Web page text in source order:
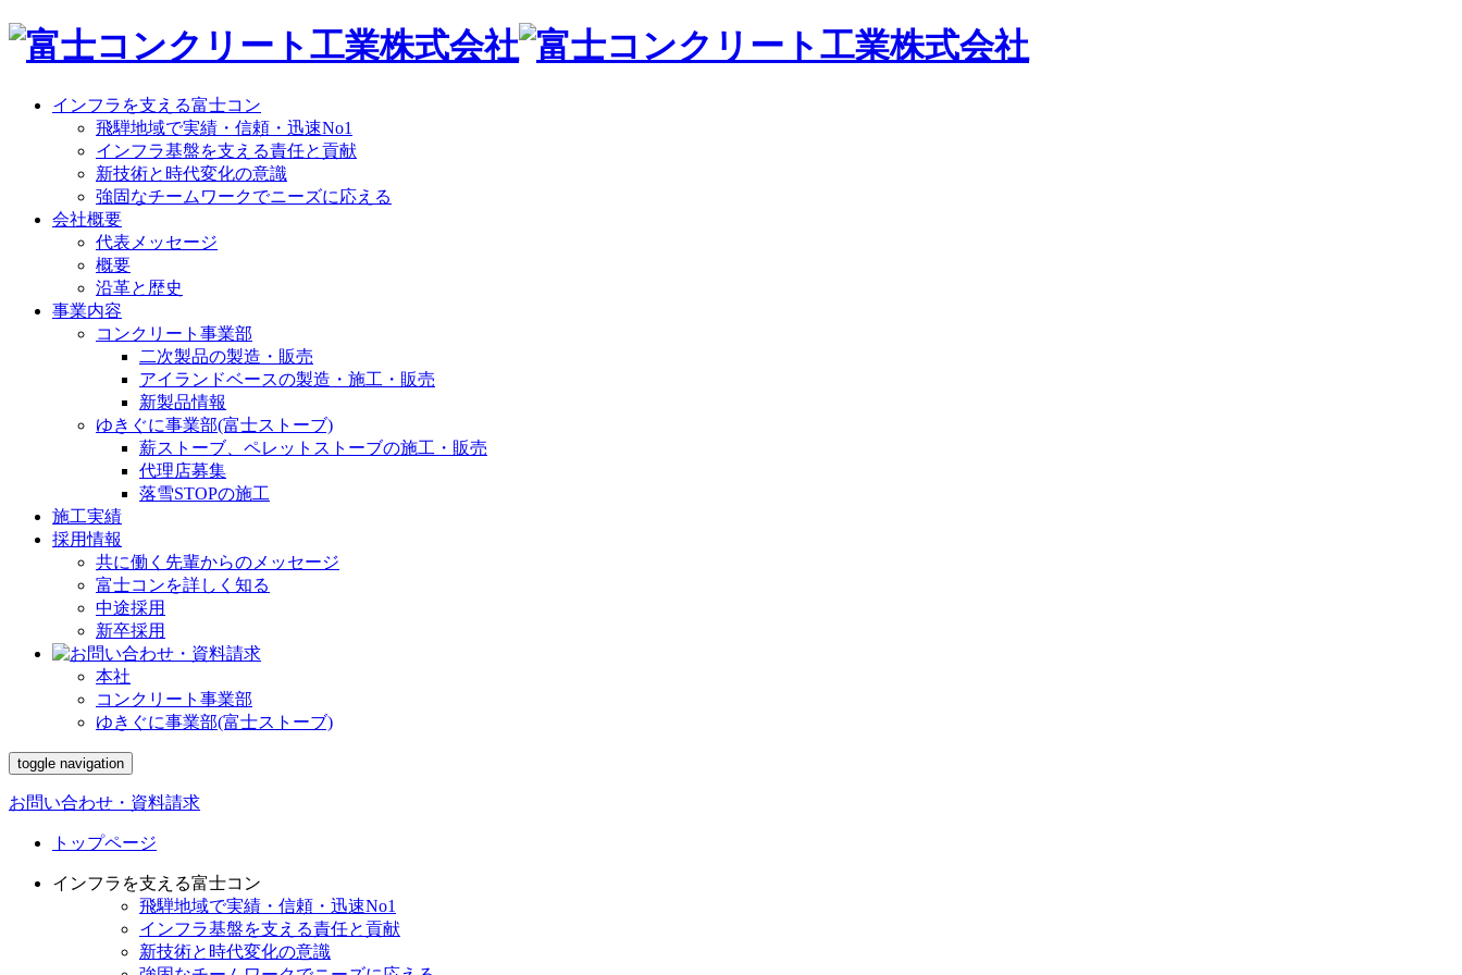
インフラを支える富士コン
飛騨地域で実績・信頼・迅速No1
インフラ基盤を支える責任と貢献
新技術と時代変化の意識
強固なチームワークでニーズに応える
会社概要
代表メッセージ
概要
沿革と歴史
事業内容
コンクリート事業部
二次製品の製造・販売
アイランドベースの製造・施工・販売
新製品情報
ゆきぐに事業部(富士ストーブ)
薪ストーブ、ペレットストーブの施工・販売
代理店募集
落雪STOPの施工
施工実績
採用情報
共に働く先輩からのメッセージ
富士コンを詳しく知る
中途採用
新卒採用
本社
コンクリート事業部
ゆきぐに事業部(富士ストーブ)
toggle navigation
お問い合わせ・資料請求
トップページ
インフラを支える富士コン
飛騨地域で実績・信頼・迅速No1
インフラ基盤を支える責任と貢献
新技術と時代変化の意識